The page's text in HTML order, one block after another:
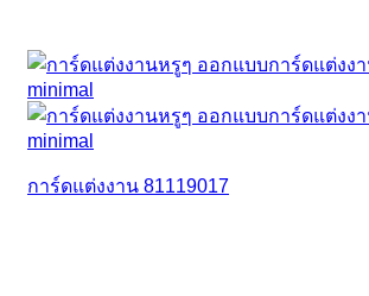
การ์ดแต่งงาน 81119017